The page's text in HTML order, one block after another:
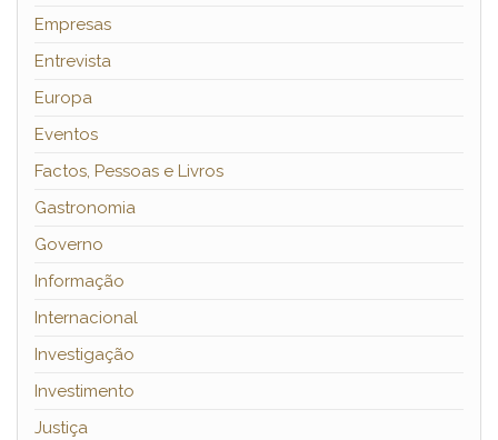
Empresas
Entrevista
Europa
Eventos
Factos, Pessoas e Livros
Gastronomia
Governo
Informação
Internacional
Investigação
Investimento
Justiça